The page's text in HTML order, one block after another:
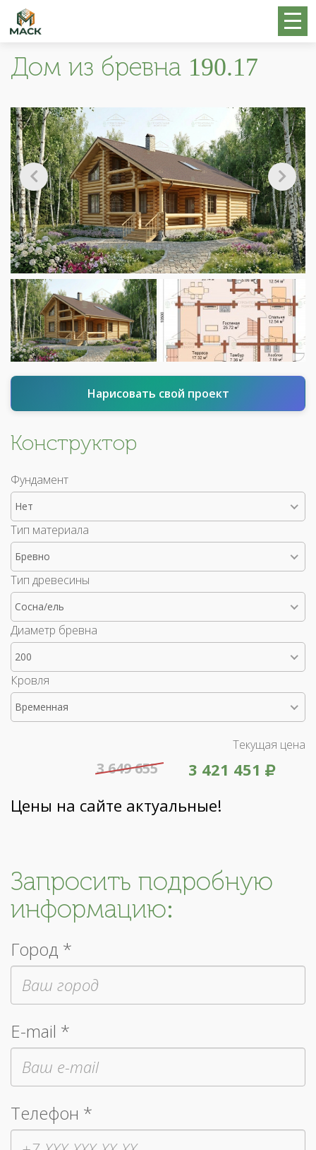
Дом из бревна 190.17
Нарисовать свой проект
Конструктор
Фундамент
Нет
Тип материала
Бревно
Тип древесины
Сосна/ель
Диаметр бревна
200
Кровля
Временная
Текущая цена
3 421 451
3 649 655
Цены на сайте актуальные!
Запросить подробную
информацию:
Город *
E-mail *
Телефон *